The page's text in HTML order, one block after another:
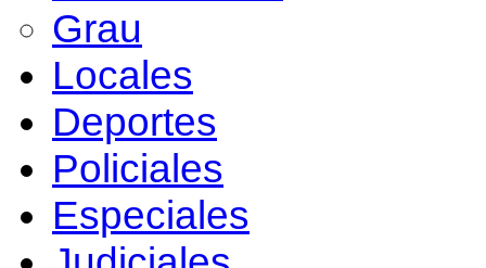
Grau
Locales
Deportes
Policiales
Especiales